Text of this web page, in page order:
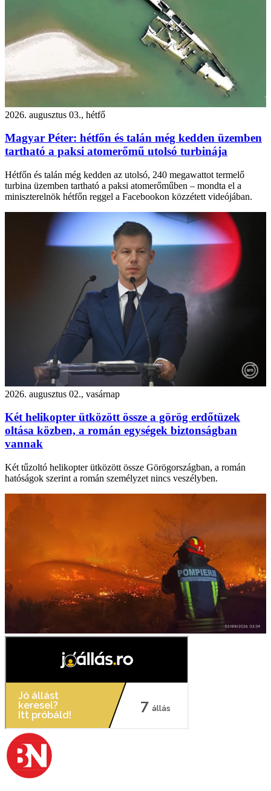
2026. augusztus 03., hétfő
Magyar Péter: hétfőn és talán még kedden üzemben
tartható a paksi atomerőmű utolsó turbinája
Hétfőn és talán még kedden az utolsó, 240 megawattot termelő
turbina üzemben tartható a paksi atomerőműben – mondta el a
miniszterelnök hétfőn reggel a Facebookon közzétett videójában.
2026. augusztus 02., vasárnap
Két helikopter ütközött össze a görög erdőtüzek
oltása közben, a román egységek biztonságban
vannak
Két tűzoltó helikopter ütközött össze Görögországban, a román
hatóságok szerint a román személyzet nincs veszélyben.